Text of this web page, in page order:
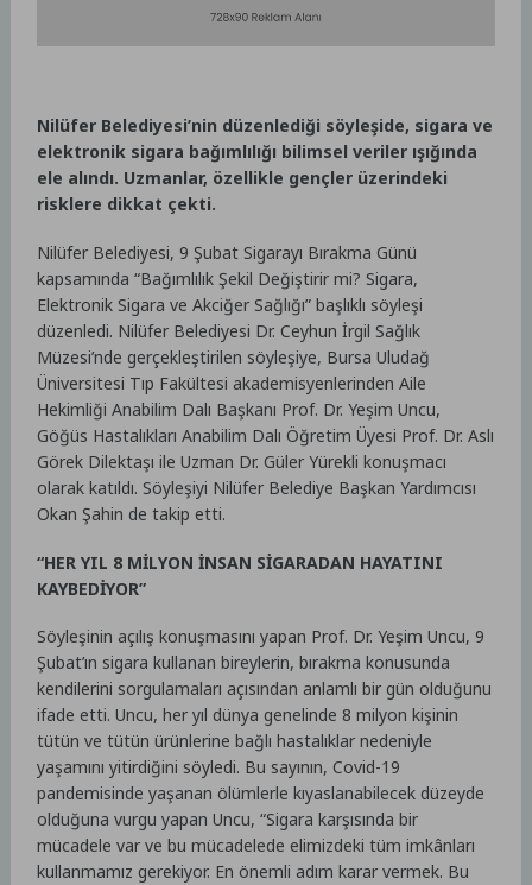
Nilüfer Belediyesi’nin düzenlediği söyleşide, sigara ve
elektronik sigara bağımlılığı bilimsel veriler ışığında
ele alındı. Uzmanlar, özellikle gençler üzerindeki
risklere dikkat çekti.
Nilüfer Belediyesi, 9 Şubat Sigarayı Bırakma Günü
kapsamında “Bağımlılık Şekil Değiştirir mi? Sigara,
Elektronik Sigara ve Akciğer Sağlığı” başlıklı söyleşi
düzenledi. Nilüfer Belediyesi Dr. Ceyhun İrgil Sağlık
Müzesi’nde gerçekleştirilen söyleşiye, Bursa Uludağ
Üniversitesi Tıp Fakültesi akademisyenlerinden Aile
Hekimliği Anabilim Dalı Başkanı Prof. Dr. Yeşim Uncu,
Göğüs Hastalıkları Anabilim Dalı Öğretim Üyesi Prof. Dr. Aslı
Görek Dilektaşı ile Uzman Dr. Güler Yürekli konuşmacı
olarak katıldı. Söyleşiyi Nilüfer Belediye Başkan Yardımcısı
Okan Şahin de takip etti.
“HER YIL 8 MİLYON İNSAN SİGARADAN HAYATINI
KAYBEDİYOR”
Söyleşinin açılış konuşmasını yapan Prof. Dr. Yeşim Uncu, 9
Şubat’ın sigara kullanan bireylerin, bırakma konusunda
kendilerini sorgulamaları açısından anlamlı bir gün olduğunu
ifade etti. Uncu, her yıl dünya genelinde 8 milyon kişinin
tütün ve tütün ürünlerine bağlı hastalıklar nedeniyle
yaşamını yitirdiğini söyledi. Bu sayının, Covid-19
pandemisinde yaşanan ölümlerle kıyaslanabilecek düzeyde
olduğuna vurgu yapan Uncu, “Sigara karşısında bir
mücadele var ve bu mücadelede elimizdeki tüm imkânları
kullanmamız gerekiyor. En önemli adım karar vermek. Bu